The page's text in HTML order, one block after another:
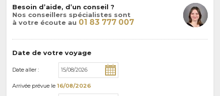
Besoin d’aide, d’un conseil ?
Nos conseillers spécialistes sont
à votre écoute au 01 83 777 007
Date de votre voyage
Date aller :
Arrivée prévue le 16/08/2026